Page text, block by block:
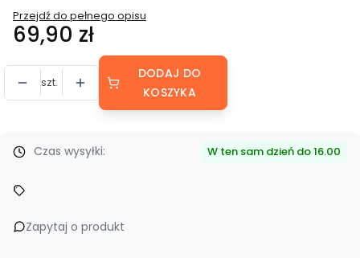
Przejdź do pełnego opisu
Cena
69,90 zł
szt.
DODAJ DO
KOSZYKA
Czas wysyłki: W ten sam dzień do 16.00
Zapytaj o produkt